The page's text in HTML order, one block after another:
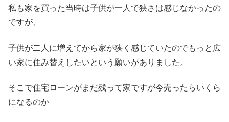
私も家を買った当時は子供が一人で狭さは感じなかったの
ですが、
子供が二人に増えてから家が狭く感じていたのでもっと広
い家に住み替えしたいという願いがありました。
そこで住宅ローンがまだ残って家ですが今売ったらいくら
になるのか